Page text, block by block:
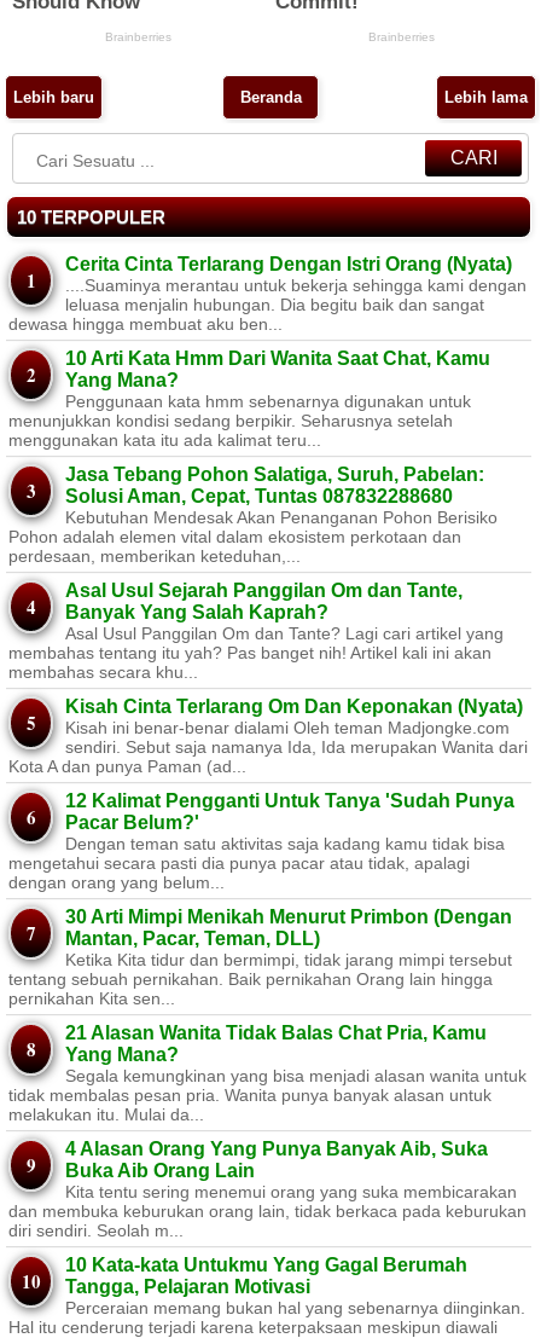
Lebih baru Lebih lama
Beranda
CARI
10 TERPOPULER
Cerita Cinta Terlarang Dengan Istri Orang (Nyata)
....Suaminya merantau untuk bekerja sehingga kami dengan
leluasa menjalin hubungan. Dia begitu baik dan sangat
dewasa hingga membuat aku ben...
10 Arti Kata Hmm Dari Wanita Saat Chat, Kamu
Yang Mana?
Penggunaan kata hmm sebenarnya digunakan untuk
menunjukkan kondisi sedang berpikir. Seharusnya setelah
menggunakan kata itu ada kalimat teru...
Jasa Tebang Pohon Salatiga, Suruh, Pabelan:
Solusi Aman, Cepat, Tuntas 087832288680
Kebutuhan Mendesak Akan Penanganan Pohon Berisiko ​
Pohon adalah elemen vital dalam ekosistem perkotaan dan
perdesaan, memberikan keteduhan,...
Asal Usul Sejarah Panggilan Om dan Tante,
Banyak Yang Salah Kaprah?
Asal Usul Panggilan Om dan Tante? Lagi cari artikel yang
membahas tentang itu yah? Pas banget nih! Artikel kali ini akan
membahas secara khu...
Kisah Cinta Terlarang Om Dan Keponakan (Nyata)
Kisah ini benar-benar dialami Oleh teman Madjongke.com
sendiri. Sebut saja namanya Ida, Ida merupakan Wanita dari
Kota A dan punya Paman (ad...
12 Kalimat Pengganti Untuk Tanya 'Sudah Punya
Pacar Belum?'
Dengan teman satu aktivitas saja kadang kamu tidak bisa
mengetahui secara pasti dia punya pacar atau tidak, apalagi
dengan orang yang belum...
30 Arti Mimpi Menikah Menurut Primbon (Dengan
Mantan, Pacar, Teman, DLL)
Ketika Kita tidur dan bermimpi, tidak jarang mimpi tersebut
tentang sebuah pernikahan. Baik pernikahan Orang lain hingga
pernikahan Kita sen...
21 Alasan Wanita Tidak Balas Chat Pria, Kamu
Yang Mana?
Segala kemungkinan yang bisa menjadi alasan wanita untuk
tidak membalas pesan pria. Wanita punya banyak alasan untuk
melakukan itu. Mulai da...
4 Alasan Orang Yang Punya Banyak Aib, Suka
Buka Aib Orang Lain
Kita tentu sering menemui orang yang suka membicarakan
dan membuka keburukan orang lain, tidak berkaca pada keburukan
diri sendiri. Seolah m...
10 Kata-kata Untukmu Yang Gagal Berumah
Tangga, Pelajaran Motivasi
Perceraian memang bukan hal yang sebenarnya diinginkan.
Hal itu cenderung terjadi karena keterpaksaan meskipun diawali